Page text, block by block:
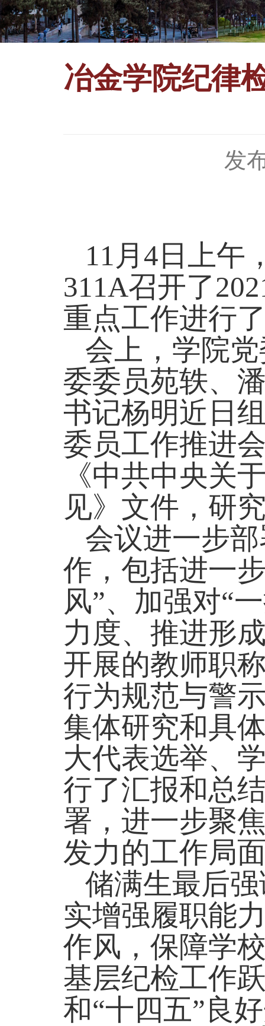
冶金学院纪律
发
11 月 4 日上午
311A召开了
重点工作进行
会上，学院
委委员苑轶、
书记杨明近日
委员工作推进
《中共中央关
见》文件，研
会议进一步
作，包括进一
风”、加强对“
力度、推进形
开展的教师职
行为规范与警
集体研究和具
大代表选举、
行了汇报和总
署，进一步聚
发力的工作局
储满生最后
实增强履职能
作风，保障学
基层纪检工作
和“十四五”良